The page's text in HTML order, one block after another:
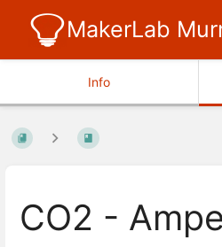
MakerLab
Info
CO2 -